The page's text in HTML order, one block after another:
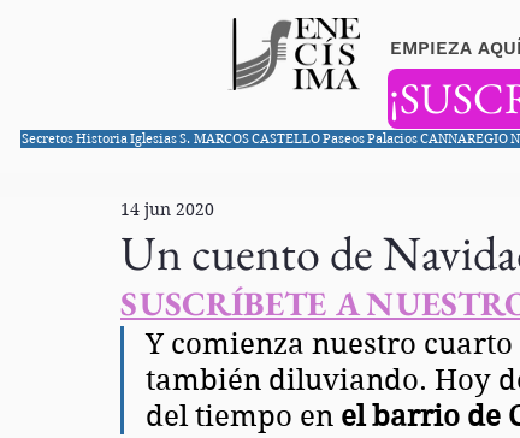
EMPIEZA AQUÍ
SecretosHistoriaIglesiasS. MARCOSCASTELLOPaseosPalaciosCANNAREGIO
Un cuento de
14 jun 2020
SUSCRÍBETE A
Y comienza nuestro
también diluviando. Hoy
del tiempo en el barrio de